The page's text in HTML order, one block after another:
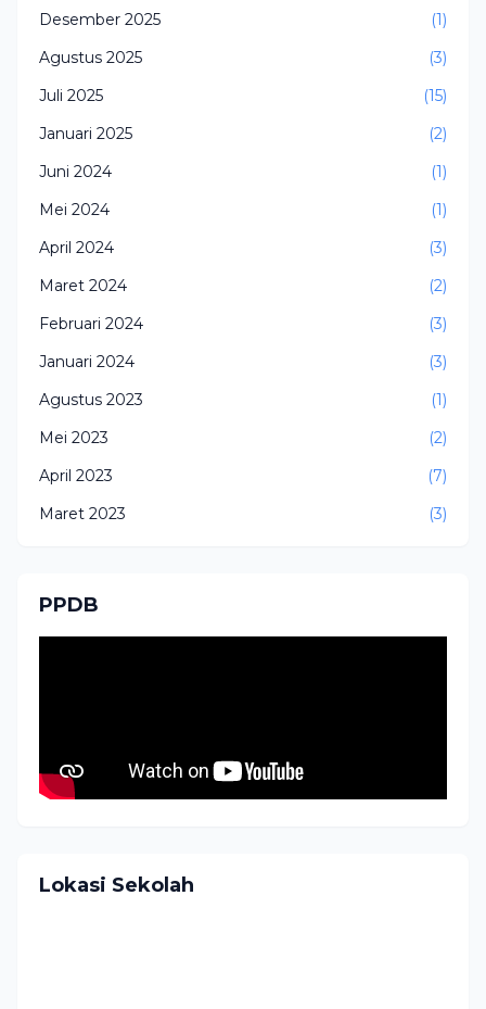
Desember 2025
(1)
Agustus 2025
(3)
Juli 2025
(15)
Januari 2025
(2)
Juni 2024
(1)
Mei 2024
(1)
April 2024
(3)
Maret 2024
(2)
Februari 2024
(3)
Januari 2024
(3)
Agustus 2023
(1)
Mei 2023
(2)
April 2023
(7)
Maret 2023
(3)
PPDB
Lokasi Sekolah